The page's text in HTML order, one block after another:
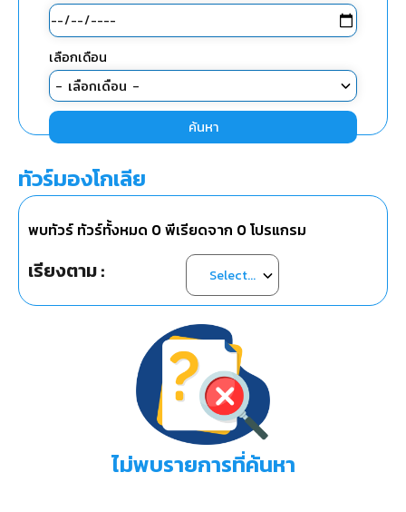
เลือกเดือน
ค้นหา
ทัวร์มองโกเลีย
พบทัวร์ ทัวร์ทั้งหมด 0พีเรียดจาก 0โปรแกรม
เรียงตาม :
ไม่พบรายการที่ค้นหา